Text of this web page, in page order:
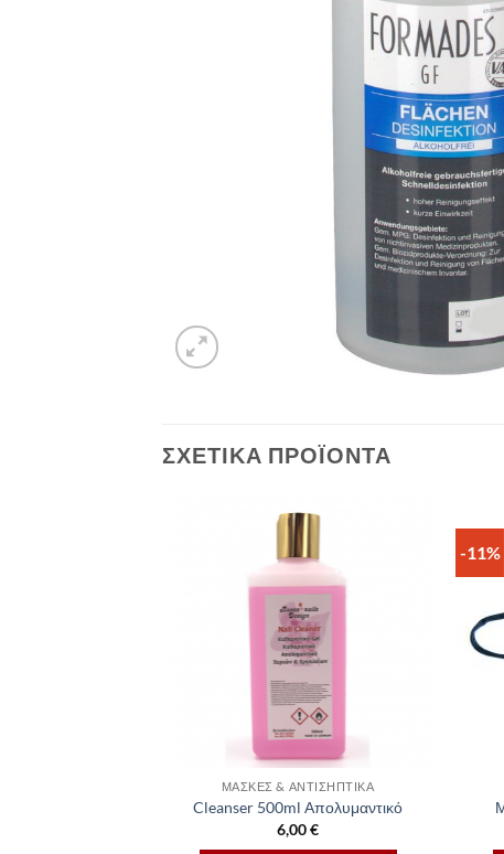
ΣΧΕΤΙΚΆ ΠΡΟΪΌΝΤΑ
ΜΆΣΚΕΣ & ΑΝΤΙΣΗΠΤΙΚΆ
Cleanser 500ml Απολυμαντικό
6,00€
-11%